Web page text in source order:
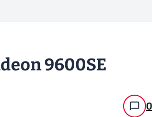
9600SE
0